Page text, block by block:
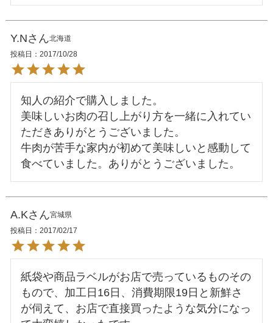
Y.N
北海道
投稿日
2017/10/28
知人の紹介で購入しました。
美味しいお肉の召し上がり方を一緒に入れてい
ただきありがとうございました。
牛肉が苦手な家内が初めて美味しいと感動して
A.K
宮城県
投稿日
2017/02/17
紙袋や商品ラベルがお店で売っているものその
もので、加工日16日、消費期限19日と新鮮さ
が伺えて、お店で直接買ったような気分になっ